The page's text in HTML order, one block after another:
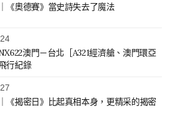
《奧德賽》當史詩失去了魔法
澳門－台北［A321經濟艙、澳門環亞
行紀錄
《揭密日》比起真相本身，更精采的揭密